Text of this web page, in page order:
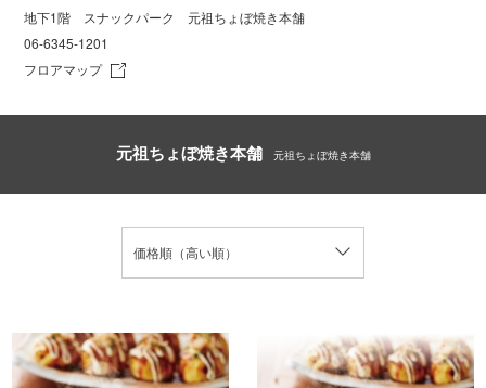
地下1階 スナックパーク 元祖ちょぼ焼き本舗
06-6345-1201
フロアマップ
元祖ちょぼ焼き本舗 元祖ちょぼ焼き本舗
価格順（高い順）